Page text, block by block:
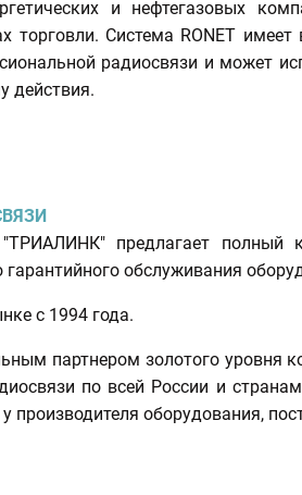
и нефтегазовых
торговли. Система RONET
радиосвязи и может
действия.
предлагает полный
гарантийного обслуживания
с 1994 года.
партнером золотого уровня
по всей России и
у производителя оборудования,